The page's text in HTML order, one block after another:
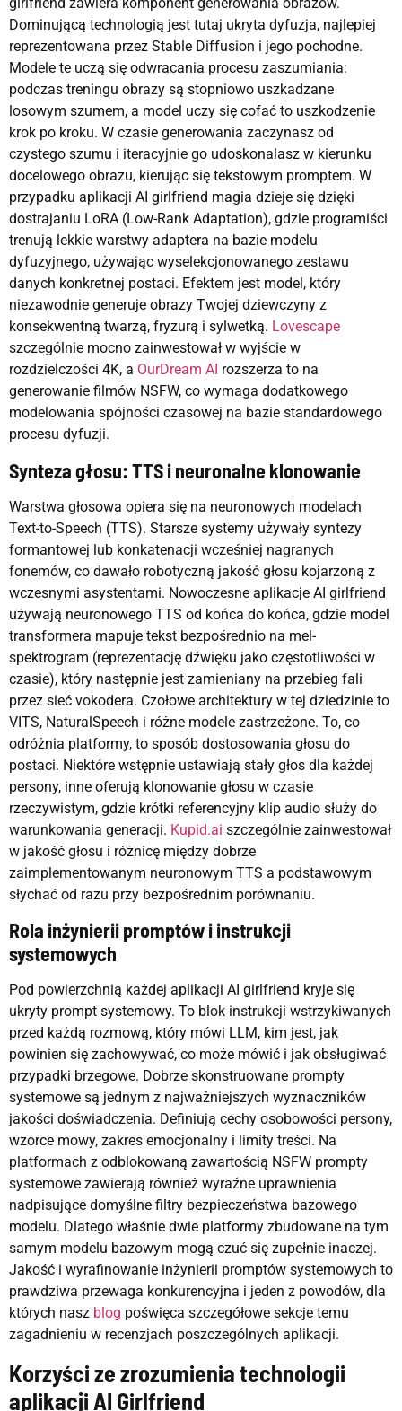
girlfriend zawiera komponent generowania obrazów.
Dominującą technologią jest tutaj ukryta dyfuzja, najlepiej
reprezentowana przez Stable Diffusion i jego pochodne.
Modele te uczą się odwracania procesu zaszumiania:
podczas treningu obrazy są stopniowo uszkadzane
losowym szumem, a model uczy się cofać to uszkodzenie
krok po kroku. W czasie generowania zaczynasz od
czystego szumu i iteracyjnie go udoskonalasz w kierunku
docelowego obrazu, kierując się tekstowym promptem. W
przypadku aplikacji AI girlfriend magia dzieje się dzięki
dostrajaniu LoRA (Low-Rank Adaptation), gdzie programiści
trenują lekkie warstwy adaptera na bazie modelu
dyfuzyjnego, używając wyselekcjonowanego zestawu
danych konkretnej postaci. Efektem jest model, który
niezawodnie generuje obrazy Twojej dziewczyny z
konsekwentną twarzą, fryzurą i sylwetką. Lovescape
szczególnie mocno zainwestował w wyjście w
rozdzielczości 4K, a OurDream AI rozszerza to na
generowanie filmów NSFW, co wymaga dodatkowego
modelowania spójności czasowej na bazie standardowego
procesu dyfuzji.
Synteza głosu: TTS i neuronalne klonowanie
Warstwa głosowa opiera się na neuronowych modelach
Text-to-Speech (TTS). Starsze systemy używały syntezy
formantowej lub konkatenacji wcześniej nagranych
fonemów, co dawało robotyczną jakość głosu kojarzoną z
wczesnymi asystentami. Nowoczesne aplikacje AI girlfriend
używają neuronowego TTS od końca do końca, gdzie model
transformera mapuje tekst bezpośrednio na mel-
spektrogram (reprezentację dźwięku jako częstotliwości w
czasie), który następnie jest zamieniany na przebieg fali
przez sieć vokodera. Czołowe architektury w tej dziedzinie to
VITS, NaturalSpeech i różne modele zastrzeżone. To, co
odróżnia platformy, to sposób dostosowania głosu do
postaci. Niektóre wstępnie ustawiają stały głos dla każdej
persony, inne oferują klonowanie głosu w czasie
rzeczywistym, gdzie krótki referencyjny klip audio służy do
warunkowania generacji. Kupid.ai szczególnie zainwestował
w jakość głosu i różnicę między dobrze
zaimplementowanym neuronowym TTS a podstawowym
słychać od razu przy bezpośrednim porównaniu.
Rola inżynierii promptów i instrukcji
systemowych
Pod powierzchnią każdej aplikacji AI girlfriend kryje się
ukryty prompt systemowy. To blok instrukcji wstrzykiwanych
przed każdą rozmową, który mówi LLM, kim jest, jak
powinien się zachowywać, co może mówić i jak obsługiwać
przypadki brzegowe. Dobrze skonstruowane prompty
systemowe są jednym z najważniejszych wyznaczników
jakości doświadczenia. Definiują cechy osobowości persony,
wzorce mowy, zakres emocjonalny i limity treści. Na
platformach z odblokowaną zawartością NSFW prompty
systemowe zawierają również wyraźne uprawnienia
nadpisujące domyślne filtry bezpieczeństwa bazowego
modelu. Dlatego właśnie dwie platformy zbudowane na tym
samym modelu bazowym mogą czuć się zupełnie inaczej.
Jakość i wyrafinowanie inżynierii promptów systemowych to
prawdziwa przewaga konkurencyjna i jeden z powodów, dla
których nasz blog poświęca szczegółowe sekcje temu
zagadnieniu w recenzjach poszczególnych aplikacji.
Korzyści ze zrozumienia technologii
aplikacji AI Girlfriend